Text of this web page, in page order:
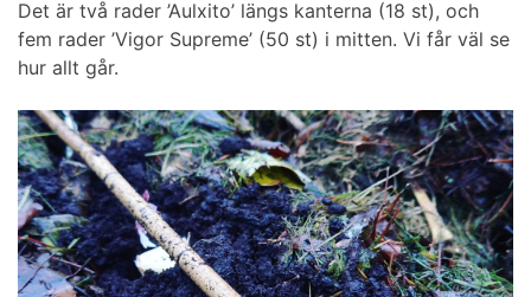
Det är två rader ’Aulxito’ längs kanterna (18 st), och
fem rader ’Vigor Supreme’ (50 st) i mitten. Vi får väl se
hur allt går.